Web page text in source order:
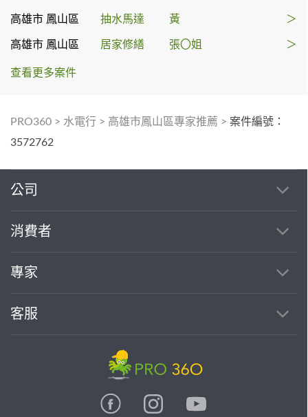
高雄市 鳳山區 抽水馬達 黃 ＞
高雄市 鳳山區 居家修繕 張〇姐 ＞
查看更多案件
PRO360 > 水電行 > 高雄市鳳山區專家推薦 > 案件編號：
3572762
公司
消費者
專家
客服